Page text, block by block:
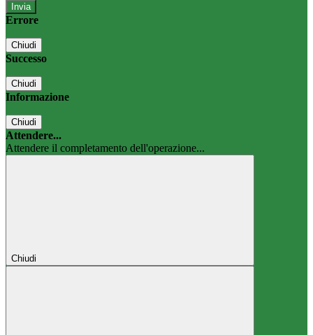
Errore
Chiudi
Successo
Chiudi
Informazione
Chiudi
Attendere...
Attendere il completamento dell'operazione...
Chiudi